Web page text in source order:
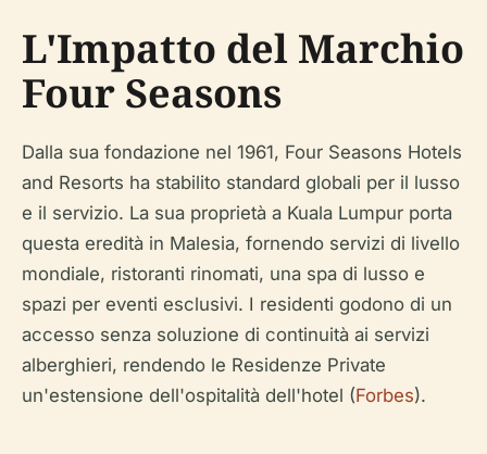
L'Impatto del Marchio
Four Seasons
Dalla sua fondazione nel 1961, Four Seasons Hotels
and Resorts ha stabilito standard globali per il lusso
e il servizio. La sua proprietà a Kuala Lumpur porta
questa eredità in Malesia, fornendo servizi di livello
mondiale, ristoranti rinomati, una spa di lusso e
spazi per eventi esclusivi. I residenti godono di un
accesso senza soluzione di continuità ai servizi
alberghieri, rendendo le Residenze Private
un'estensione dell'ospitalità dell'hotel (Forbes).